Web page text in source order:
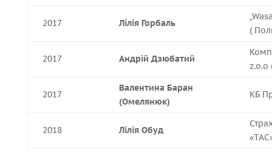
2017 Лілія Горбаль
(
2017 Андрій Дзюбатий
z.o.o
2017
Валентина Баран
(Омелянюк)
КБ
2018 Лілія Обуд